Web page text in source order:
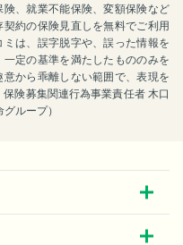
、就業不能保険、変額保険など
約の保険見直しを無料でご利用
は、誤字脱字や、誤った情報を
定の基準を満たしたもののみを
から乖離しない範囲で、表現を
険募集関連行為事業責任者 木口
ループ）